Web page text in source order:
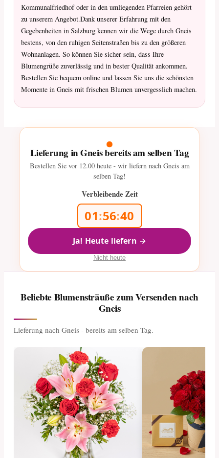
Kommunalfriedhof oder in den umliegenden Pfarreien gehört
zu unserem Angebot.Dank unserer Erfahrung mit den
Gegebenheiten in Salzburg kennen wir die Wege durch Gneis
bestens, von den ruhigen Seitenstraßen bis zu den größeren
Wohnanlagen. So können Sie sicher sein, dass Ihre
Blumengrüße zuverlässig und in bester Qualität ankommen.
Bestellen Sie bequem online und lassen Sie uns die schönsten
Momente in Gneis mit frischen Blumen unvergesslich machen.
Lieferung in Gneis bereits am selben Tag
Bestellen Sie vor 12.00heute - wir liefern nach Gneis am
selben Tag!
Verbleibende Zeit
01:56:39
Ja! Heute liefern →
Nicht heute
Beliebte Blumensträuße zum Versenden nach
Gneis
Lieferung nach Gneis - bereits am selben Tag.